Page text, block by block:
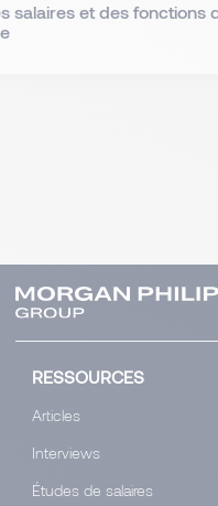
salaires et des fonctions
RESSOURCES
Articles
Interviews
Études de salaires